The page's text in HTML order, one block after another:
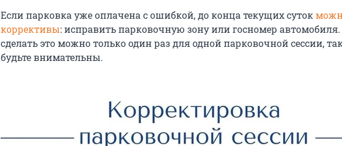
Если парковка уже оплачена с ошибкой, до конца текущих суток
коррективы: исправить парковочную зону или госномер
сделать это можно только один раз для одной парковочной сессии,
будьте внимательны.